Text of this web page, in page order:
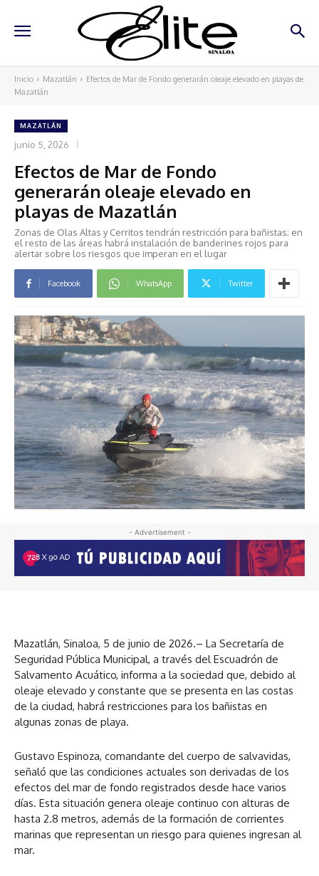
Inicio Mazatlán
Efectos de Mar de Fondo generarán oleaje elevado en playas de
Mazatlán
MAZATLÁN
junio 5, 2026
Efectos de Mar de Fondo
generarán oleaje elevado en
playas de Mazatlán
Zonas de Olas Altas y Cerritos tendrán restricción para bañistas; en
el resto de las áreas habrá instalación de banderines rojos para
alertar sobre los riesgos que imperan en el lugar
Facebook WhatsApp Twitter
- Advertisement -
Mazatlán, Sinaloa, 5 de junio de 2026.– La Secretaría de
Seguridad Pública Municipal, a través del Escuadrón de
Salvamento Acuático, informa a la sociedad que, debido al
oleaje elevado y constante que se presenta en las costas
de la ciudad, habrá restricciones para los bañistas en
algunas zonas de playa.
Gustavo Espinoza, comandante del cuerpo de salvavidas,
señaló que las condiciones actuales son derivadas de los
efectos del mar de fondo registrados desde hace varios
días. Esta situación genera oleaje continuo con alturas de
hasta 2.8 metros, además de la formación de corrientes
marinas que representan un riesgo para quienes ingresan al
mar.